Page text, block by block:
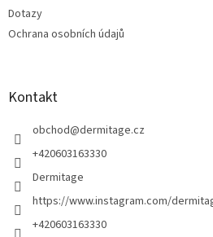
Dotazy
Ochrana osobních údajů
Kontakt
obchod@dermitage.cz
+420603163330
Dermitage
https://www.instagram.com/
+420603163330